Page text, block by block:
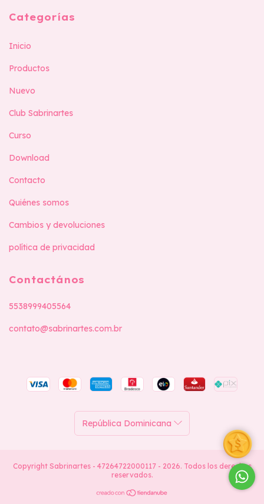
Categorías
Inicio
Productos
Nuevo
Club Sabrinartes
Curso
Download
Contacto
Quiénes somos
Cambios y devoluciones
política de privacidad
Contactános
5538999405564
contato@sabrinartes.com.br
Copyright Sabrinartes - 47264722000117 - 2026. Todos los derechos
reservados.